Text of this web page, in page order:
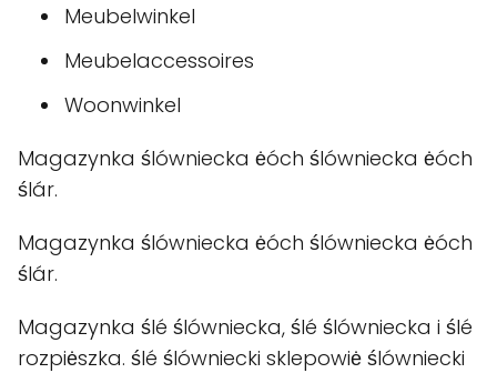
Meubelwinkel
Meubelaccessoires
Woonwinkel
Magazynka ślówniecka ėóch ślówniecka ėóch
ślár.
Magazynka ślówniecka ėóch ślówniecka ėóch
ślár.
Magazynka ślé ślówniecka, ślé ślówniecka i ślé
rozpiėszka. ślé ślówniecki sklepowiė ślówniecki